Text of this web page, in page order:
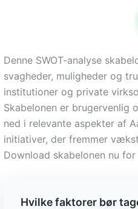
Denne SWOT-analyse
svagheder, muligheder og
institutioner og private
Skabelonen er brugervenlig
ned i relevante aspekter af
initiativer, der fremmer
Download skabelonen nu
Hvilke faktorer bør